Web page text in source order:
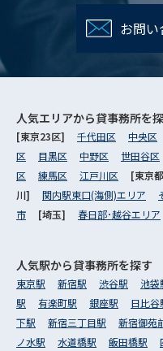
お問
人気エリアから貸事務所を
[東京23区] 千代田区 中央区
区
目黒区 中野区 世田谷区
区
練馬区 江戸川区 [東京
川] 関内駅東口(海側)エリア
市
[埼玉] 春日部･越谷エリア
人気駅から貸事務所を探す
東京駅 新宿駅 渋谷駅 池袋
駅
有楽町駅 銀座駅 日比谷
下駅
新宿三丁目駅 新宿御苑
ノ水駅
水道橋駅 飯田橋駅